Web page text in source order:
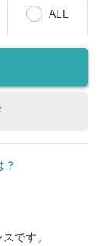
ALL
？
です。